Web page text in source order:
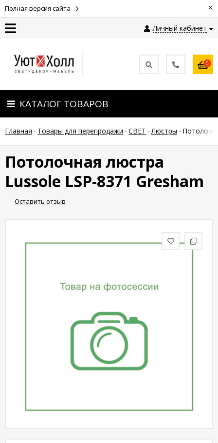
Полная версия сайта ×
Личный кабинет
Оплата
Доставка
Гарантия
возврат
Новости
конфиденциальности
0
КАТАЛОГ ТОВАРОВ
Главная - Товары для перепродажи - СВЕТ - Люстры -
Потолочная люстра
Lussole LSP-8371 Gresham
Оставить отзыв